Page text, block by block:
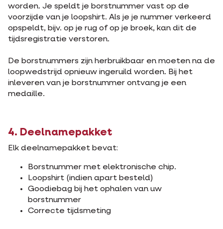
worden. Je speldt je borstnummer vast op de
voorzijde van je loopshirt. Als je je nummer verkeerd
opspeldt, bijv. op je rug of op je broek, kan dit de
tijdsregistratie verstoren.
De borstnummers zijn herbruikbaar en moeten na de
loopwedstrijd opnieuw ingeruild worden. Bij het
inleveren van je borstnummer ontvang je een
medaille.
4. Deelnamepakket
Elk deelnamepakket bevat:
Borstnummer met elektronische chip.
Loopshirt (indien apart besteld)
Goodiebag bij het ophalen van uw
borstnummer
Correcte tijdsmeting